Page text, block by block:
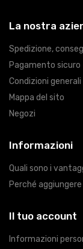
La nostra
Spedizione,
Pagamento sicuro
Condizioni
Mappa del sito
Negozi
Informazioni
Quali sono i
Perché
Il tuo account
Informazioni